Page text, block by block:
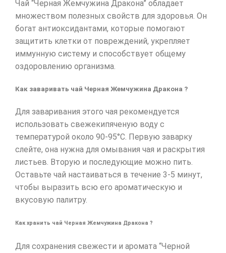
Чай “Черная Жемчужина Дракона” обладает
множеством полезных свойств для здоровья. Он
богат антиоксидантами, которые помогают
защитить клетки от повреждений, укрепляет
иммунную систему и способствует общему
оздоровлению организма.
Как заваривать чай Черная Жемчужина Дракона ?
Для заваривания этого чая рекомендуется
использовать свежекипяченую воду с
температурой около 90-95°C. Первую заварку
слейте, она нужна для омывания чая и раскрытия
листьев. Вторую и последующие можно пить.
Оставьте чай настаиваться в течение 3-5 минут,
чтобы выразить всю его ароматическую и
вкусовую палитру.
Как хранить чай Черная Жемчужина Дракона ?
Для сохранения свежести и аромата “Черной